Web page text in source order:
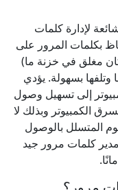
لإدارة كلمات
بكلمات المرور على
مغلق في خزنة ما)
وتلفها بسهولة. يؤدي
إلى تسهيل وصول
الكمبيوتر وبذلك لا
المتسلل بالوصول
كلمات مرور جيد